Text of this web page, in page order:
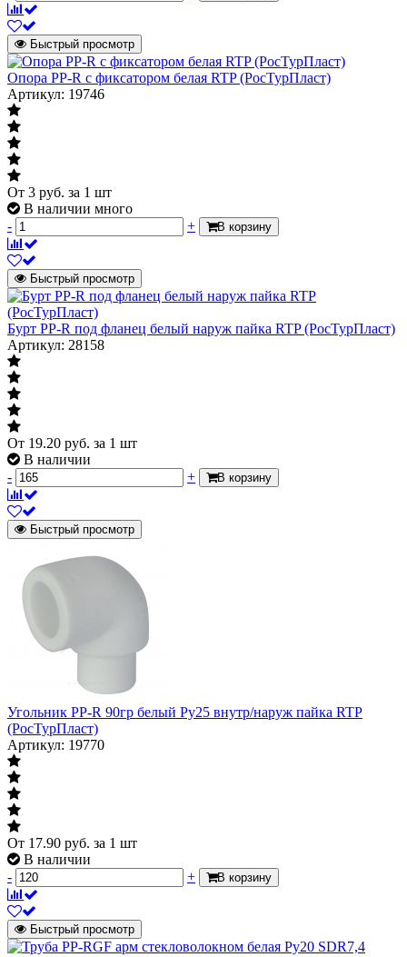
Быстрый просмотр
Опора PP-R с фиксатором белая RTP (РосТурПласт)
Артикул: 19746
От 3 руб. за 1 шт
В наличии много
-
+ В корзину
Быстрый просмотр
Бурт PP-R под фланец белый наруж пайка RTP (РосТурПласт)
Артикул: 28158
От 19.20 руб. за 1 шт
В наличии
-
+ В корзину
Быстрый просмотр
Угольник PP-R 90гр белый Ру25 внутр/наруж пайка RTP
(РосТурПласт)
Артикул: 19770
От 17.90 руб. за 1 шт
В наличии
-
+ В корзину
Быстрый просмотр